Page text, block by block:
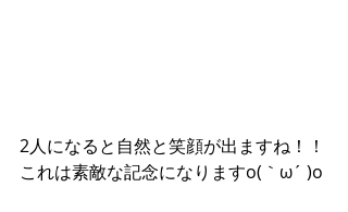
2人になると自然と笑顔が出ますね！！
これは素敵な記念になりますo(｀ω´ )o